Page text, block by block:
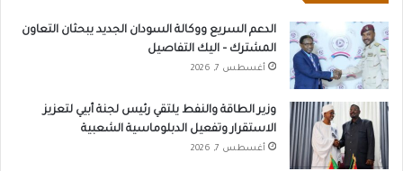
الدعم السريع ووكالة السودان الجديد يبحثان التعاون
المشترك – اليك التفاصيل
أغسطس 7, 2026
وزير الطاقة والنفط يلتقي رئيس لجنة أبيي لتعزيز
الاستقرار وتفعيل الدبلوماسية الشعبية
أغسطس 7, 2026